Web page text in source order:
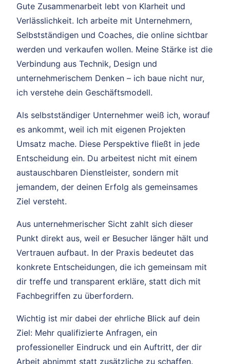
Gute Zusammenarbeit lebt von Klarheit und
Verlässlichkeit. Ich arbeite mit Unternehmern,
Selbstständigen und Coaches, die online sichtbar
werden und verkaufen wollen. Meine Stärke ist die
Verbindung aus Technik, Design und
unternehmerischem Denken – ich baue nicht nur,
ich verstehe dein Geschäftsmodell.
Als selbstständiger Unternehmer weiß ich, worauf
es ankommt, weil ich mit eigenen Projekten
Umsatz mache. Diese Perspektive fließt in jede
Entscheidung ein. Du arbeitest nicht mit einem
austauschbaren Dienstleister, sondern mit
jemandem, der deinen Erfolg als gemeinsames
Ziel versteht.
Aus unternehmerischer Sicht zahlt sich dieser
Punkt direkt aus, weil er Besucher länger hält und
Vertrauen aufbaut. In der Praxis bedeutet das
konkrete Entscheidungen, die ich gemeinsam mit
dir treffe und transparent erkläre, statt dich mit
Fachbegriffen zu überfordern.
Wichtig ist mir dabei der ehrliche Blick auf dein
Ziel: Mehr qualifizierte Anfragen, ein
professioneller Eindruck und ein Auftritt, der dir
Arbeit abnimmt statt zusätzliche zu schaffen.